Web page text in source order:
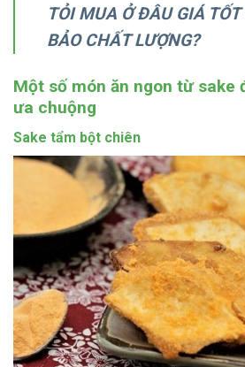
TỎI MUA Ở ĐÂU GIÁ TỐT
BẢO CHẤT LƯỢNG?
Một số món ăn ngon từ sake
ưa chuộng
Sake tẩm bột chiên